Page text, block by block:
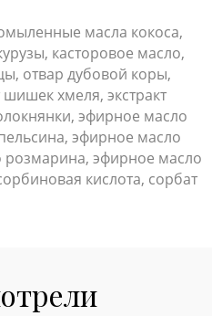
масла кокоса,
касторовое масло,
отвар дубовой коры,
шишек хмеля, экстракт
эфирное масло
эфирное масло
розмарина, эфирное масло
кислота, сорбат